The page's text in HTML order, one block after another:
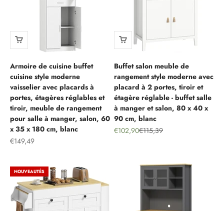
Armoire de cuisine buffet
cuisine style moderne
vaisselier avec placards à
portes, étagères réglables et
tiroir, meuble de rangement
pour salle à manger, salon, 60
x 35 x 180 cm, blanc
Prix de vente
€149,49
Buffet salon meuble de
rangement style moderne avec
placard à 2 portes, tiroir et
étagère réglable - buffet salle
à manger et salon, 80 x 40 x
90 cm, blanc
Prix de vente
€102,90Prix normal
€115,39
NOUVEAUTÉS